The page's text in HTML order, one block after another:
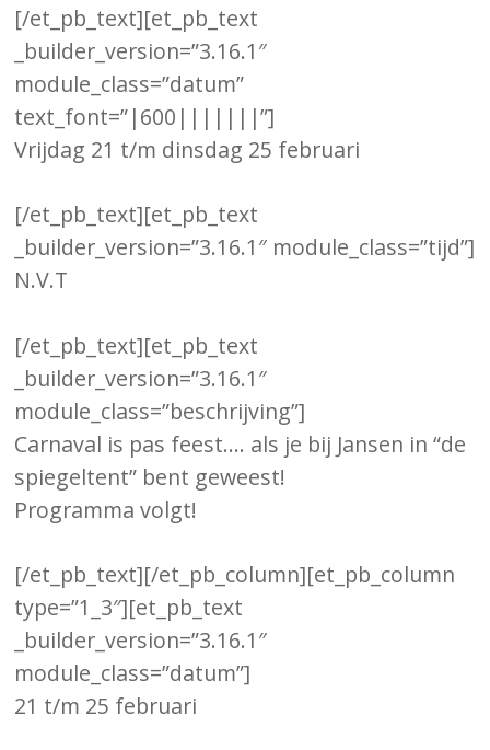
[/et_pb_text][et_pb_text
_builder_version=”3.16.1″
module_class=”datum”
text_font=”|600|||||||”]
Vrijdag 21 t/m dinsdag 25 februari
[/et_pb_text][et_pb_text
_builder_version=”3.16.1″ module_class=”tijd”]
N.V.T
[/et_pb_text][et_pb_text
_builder_version=”3.16.1″
module_class=”beschrijving”]
Carnaval is pas feest…. als je bij Jansen in “de
spiegeltent” bent geweest!
Programma volgt!
[/et_pb_text][/et_pb_column][et_pb_column
type=”1_3″][et_pb_text
_builder_version=”3.16.1″
module_class=”datum”]
21 t/m 25 februari